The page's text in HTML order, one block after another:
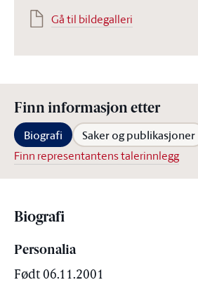
Gå til bildegalleri
Finn informasjon etter
Biografi Saker og publikasjoner
Finn representantens talerinnlegg
Biografi
Personalia
Født 06.11.2001